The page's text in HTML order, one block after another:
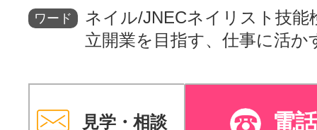
ワード
ネイル/JNECネイリスト技
立開業を目指す、仕事に活か
見学・相談 電